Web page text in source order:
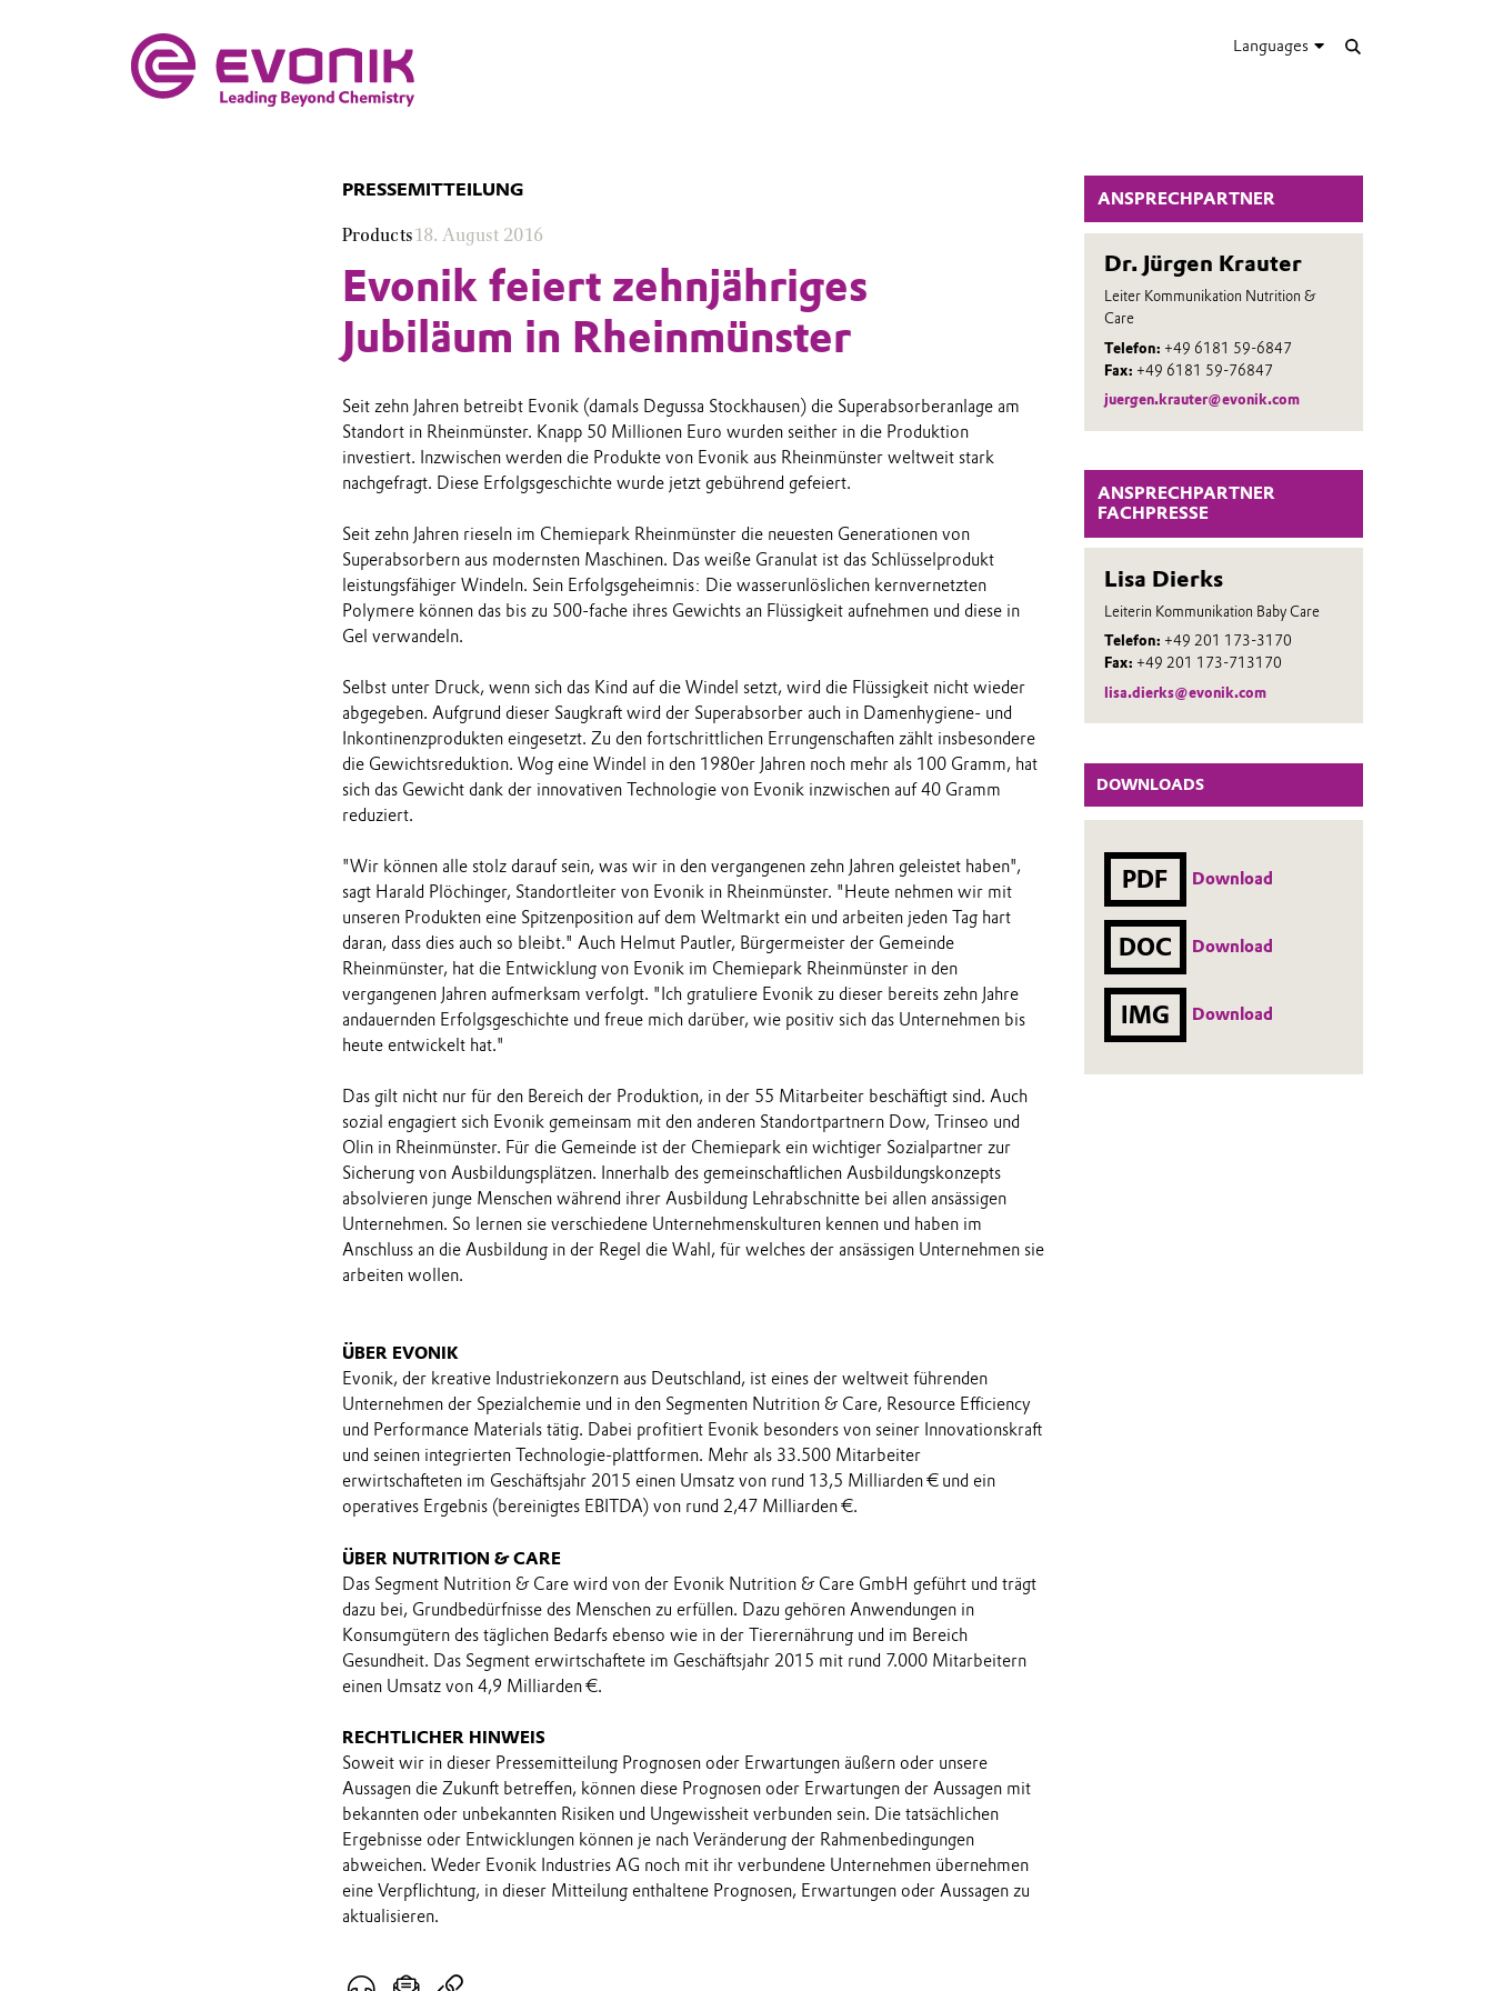
Languages
ANSPRECHPARTNER
Dr. Jürgen Krauter
Leiter Kommunikation Nutrition &
Care
Telefon: +49 6181 59-6847
Fax: +49 6181 59-76847
juergen.krauter@evonik.com
ANSPRECHPARTNER
FACHPRESSE
Lisa Dierks
Leiterin Kommunikation Baby Care
Telefon: +49 201 173-3170
Fax: +49 201 173-713170
lisa.dierks@evonik.com
DOWNLOADS
PDF Download
DOC Download
IMG Download
PRESSEMITTEILUNG
Products18. August 2016
Evonik feiert zehnjähriges
Jubiläum in Rheinmünster
Seit zehn Jahren betreibt Evonik (damals Degussa Stockhausen) die Superabsorberanlage am
Standort in Rheinmünster. Knapp 50 Millionen Euro wurden seither in die Produktion
investiert. Inzwischen werden die Produkte von Evonik aus Rheinmünster weltweit stark
nachgefragt. Diese Erfolgsgeschichte wurde jetzt gebührend gefeiert.
Seit zehn Jahren rieseln im Chemiepark Rheinmünster die neuesten Generationen von
Superabsorbern aus modernsten Maschinen. Das weiße Granulat ist das Schlüsselprodukt
leistungsfähiger Windeln. Sein Erfolgsgeheimnis: Die wasserunlöslichen kernvernetzten
Polymere können das bis zu 500-fache ihres Gewichts an Flüssigkeit aufnehmen und diese in
Gel verwandeln.
Selbst unter Druck, wenn sich das Kind auf die Windel setzt, wird die Flüssigkeit nicht wieder
abgegeben. Aufgrund dieser Saugkraft wird der Superabsorber auch in Damenhygiene- und
Inkontinenzprodukten eingesetzt. Zu den fortschrittlichen Errungenschaften zählt insbesondere
die Gewichtsreduktion. Wog eine Windel in den 1980er Jahren noch mehr als 100 Gramm, hat
sich das Gewicht dank der innovativen Technologie von Evonik inzwischen auf 40 Gramm
reduziert.
"Wir können alle stolz darauf sein, was wir in den vergangenen zehn Jahren geleistet haben",
sagt Harald Plöchinger, Standortleiter von Evonik in Rheinmünster. "Heute nehmen wir mit
unseren Produkten eine Spitzenposition auf dem Weltmarkt ein und arbeiten jeden Tag hart
daran, dass dies auch so bleibt." Auch Helmut Pautler, Bürgermeister der Gemeinde
Rheinmünster, hat die Entwicklung von Evonik im Chemiepark Rheinmünster in den
vergangenen Jahren aufmerksam verfolgt. "Ich gratuliere Evonik zu dieser bereits zehn Jahre
andauernden Erfolgsgeschichte und freue mich darüber, wie positiv sich das Unternehmen bis
heute entwickelt hat."
Das gilt nicht nur für den Bereich der Produktion, in der 55 Mitarbeiter beschäftigt sind. Auch
sozial engagiert sich Evonik gemeinsam mit den anderen Standortpartnern Dow, Trinseo und
Olin in Rheinmünster. Für die Gemeinde ist der Chemiepark ein wichtiger Sozialpartner zur
Sicherung von Ausbildungsplätzen. Innerhalb des gemeinschaftlichen Ausbildungskonzepts
absolvieren junge Menschen während ihrer Ausbildung Lehrabschnitte bei allen ansässigen
Unternehmen. So lernen sie verschiedene Unternehmenskulturen kennen und haben im
Anschluss an die Ausbildung in der Regel die Wahl, für welches der ansässigen Unternehmen sie
arbeiten wollen.
ÜBER EVONIK
Evonik, der kreative Industriekonzern aus Deutschland, ist eines der weltweit führenden
Unternehmen der Spezialchemie und in den Segmenten Nutrition & Care, Resource Efficiency
und Performance Materials tätig. Dabei profitiert Evonik besonders von seiner Innovationskraft
und seinen integrierten Technologie-plattformen. Mehr als 33.500 Mitarbeiter
erwirtschafteten im Geschäftsjahr 2015 einen Umsatz von rund 13,5 Milliarden € und ein
operatives Ergebnis (bereinigtes EBITDA) von rund 2,47 Milliarden €.
ÜBER NUTRITION & CARE
Das Segment Nutrition & Care wird von der Evonik Nutrition & Care GmbH geführt und trägt
dazu bei, Grundbedürfnisse des Menschen zu erfüllen. Dazu gehören Anwendungen in
Konsumgütern des täglichen Bedarfs ebenso wie in der Tierernährung und im Bereich
Gesundheit. Das Segment erwirtschaftete im Geschäftsjahr 2015 mit rund 7.000 Mitarbeitern
einen Umsatz von 4,9 Milliarden €.
RECHTLICHER HINWEIS
Soweit wir in dieser Pressemitteilung Prognosen oder Erwartungen äußern oder unsere
Aussagen die Zukunft betreffen, können diese Prognosen oder Erwartungen der Aussagen mit
bekannten oder unbekannten Risiken und Ungewissheit verbunden sein. Die tatsächlichen
Ergebnisse oder Entwicklungen können je nach Veränderung der Rahmenbedingungen
abweichen. Weder Evonik Industries AG noch mit ihr verbundene Unternehmen übernehmen
eine Verpflichtung, in dieser Mitteilung enthaltene Prognosen, Erwartungen oder Aussagen zu
aktualisieren.